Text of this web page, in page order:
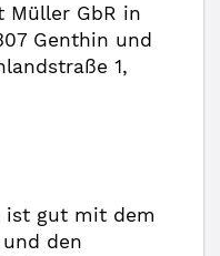
Müller GbR in
Genthin und
1,
ist gut mit dem
und den